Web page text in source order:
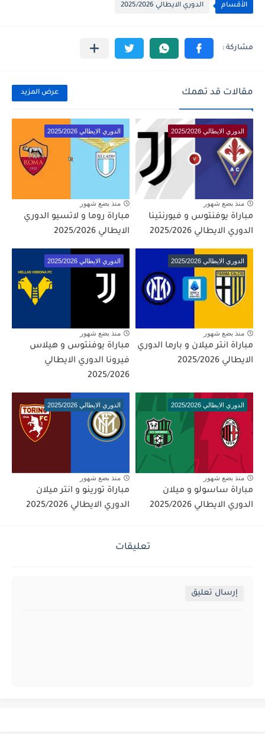
الأقسام الدوري الايطالي 2025/2026
مقالات قد تهمك عرض المزيد
الدوري الايطالي 2025/2026
منذ بضع شهور
مباراة يوفنتوس و فيورنتينا
الدوري الايطالي 2025/2026
الدوري الايطالي 2025/2026
منذ بضع شهور
مباراة روما و لاتسيو الدوري
الايطالي 2025/2026
الدوري الايطالي 2025/2026
منذ بضع شهور
مباراة انتر ميلان و بارما الدوري
الايطالي 2025/2026
الدوري الايطالي 2025/2026
منذ بضع شهور
مباراة يوفنتوس و هيلاس
فيرونا الدوري الايطالي
2025/2026
الدوري الايطالي 2025/2026
منذ بضع شهور
مباراة ساسولو و ميلان
الدوري الايطالي 2025/2026
الدوري الايطالي 2025/2026
منذ بضع شهور
مباراة تورينو و انتر ميلان
الدوري الايطالي 2025/2026
تعليقات
إرسال تعليق